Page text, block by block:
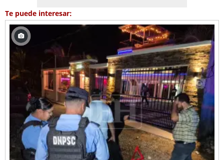
Te puede interesar: